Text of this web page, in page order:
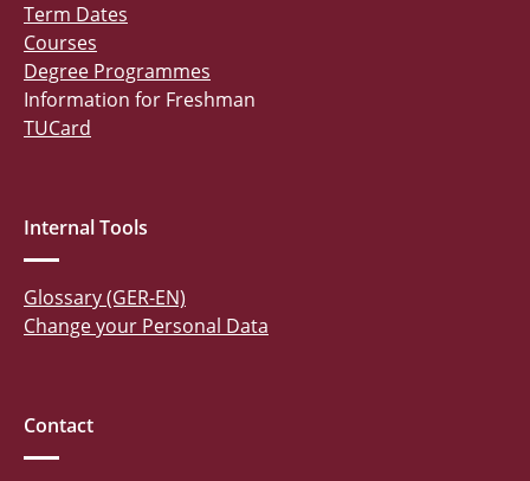
Term Dates
Courses
Degree Programmes
Information for Freshman
TUCard
Internal Tools
Glossary (GER-EN)
Change your Personal Data
Contact